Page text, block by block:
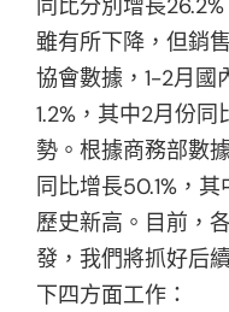
同比分別增長26.2%
雖有所下降，但銷
協會數據，1-2月國
1.2%，其中2月份
勢。根據商務部數
同比增長50.1%，
歷史新高。目前，
發，我們將抓好后
下四方面工作：